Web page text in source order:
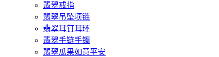
翡翠戒指
翡翠吊坠项链
翡翠耳钉耳环
翡翠手链手镯
翡翠瓜果如意平安